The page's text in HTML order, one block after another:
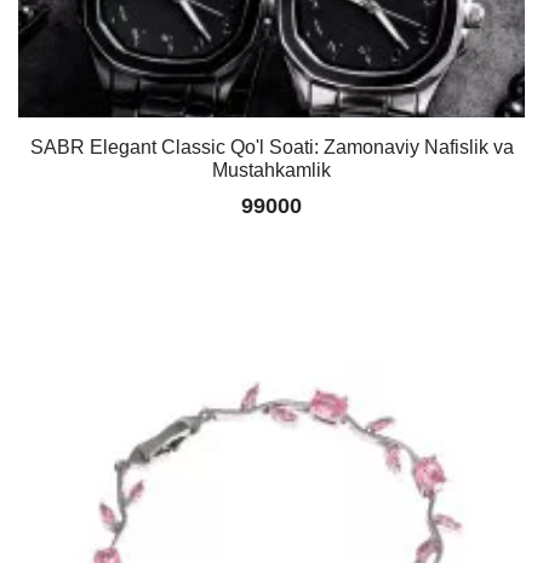
SABR Elegant Classic Qo'l Soati: Zamonaviy Nafislik va
Mustahkamlik
99000